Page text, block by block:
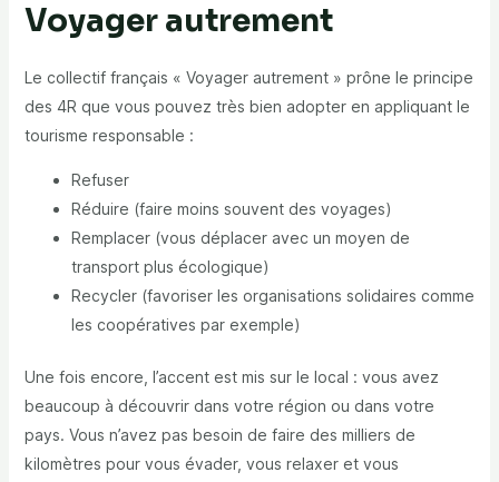
Voyager autrement
Le collectif français « Voyager autrement » prône le principe
des 4R que vous pouvez très bien adopter en appliquant le
tourisme responsable :
Refuser
Réduire (faire moins souvent des voyages)
Remplacer (vous déplacer avec un moyen de
transport plus écologique)
Recycler (favoriser les organisations solidaires comme
les coopératives par exemple)
Une fois encore, l’accent est mis sur le local : vous avez
beaucoup à découvrir dans votre région ou dans votre
pays. Vous n’avez pas besoin de faire des milliers de
kilomètres pour vous évader, vous relaxer et vous